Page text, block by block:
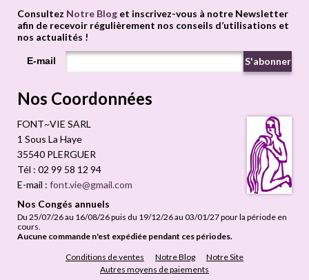
Consultez Notre Blog et inscrivez-vous à notre Newsletter
afin de recevoir régulièrement nos conseils d’utilisations et
nos actualités !
E-mail S'abonner
Nos Coordonnées
FONT~VIE SARL
1 Sous La Haye
35540 PLERGUER
Tél : 02 99 58 12 94
E-mail : font.vie@gmail.com
Nos Congés annuels
Du 25/07/26 au 16/08/26 puis du 19/12/26 au 03/01/27 pour la période en
cours.
Aucune commande n'est expédiée pendant ces périodes.
Conditions de ventes
Notre Blog
Notre Site
Autres moyens de paiements